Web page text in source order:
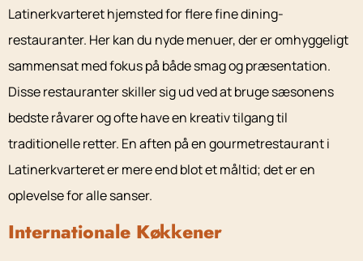
Latinerkvarteret hjemsted for flere fine dining-
restauranter. Her kan du nyde menuer, der er omhyggeligt
sammensat med fokus på både smag og præsentation.
Disse restauranter skiller sig ud ved at bruge sæsonens
bedste råvarer og ofte have en kreativ tilgang til
traditionelle retter. En aften på en gourmetrestaurant i
Latinerkvarteret er mere end blot et måltid; det er en
oplevelse for alle sanser.
Internationale Køkkener